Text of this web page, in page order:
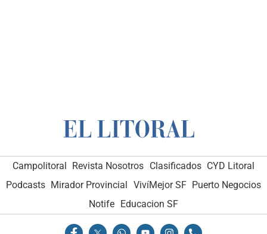
Campolitoral Revista Nosotros Clasificados CYD Litoral
Podcasts Mirador Provincial VivíMejor SF Puerto Negocios
Notife
Educacion SF